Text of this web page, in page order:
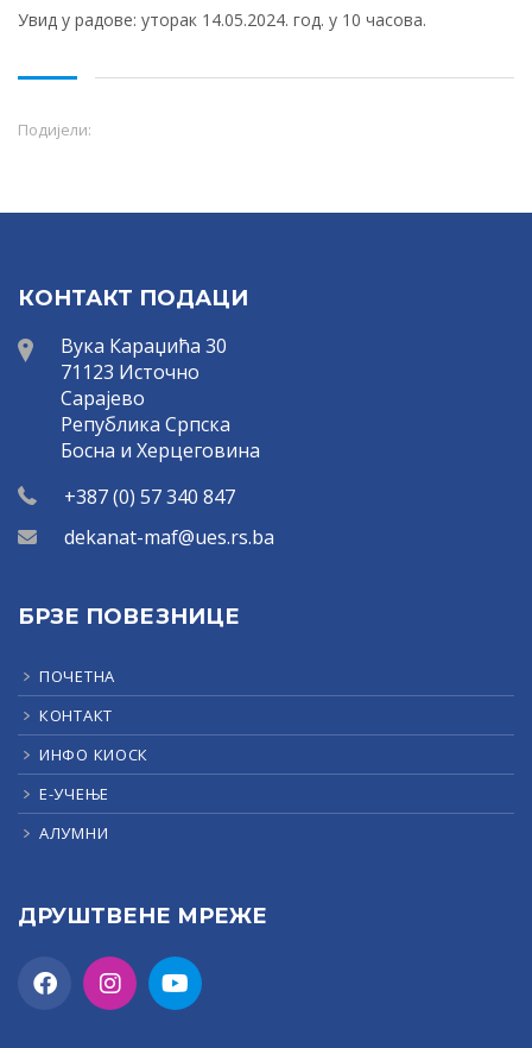
Увид у радове: уторак 14.05.2024. год. у 10 часова.
Подијели:
КОНТАКТ ПОДАЦИ
Вука Караџића 30
71123 Источно
Сарајево
Република Српска
Босна и Херцеговина
+387 (0) 57 340 847
dekanat-maf@ues.rs.ba
БРЗЕ ПОВЕЗНИЦЕ
ПОЧЕТНА
КОНТАКТ
ИНФО КИОСК
Е-УЧЕЊЕ
АЛУМНИ
ДРУШТВЕНЕ МРЕЖЕ